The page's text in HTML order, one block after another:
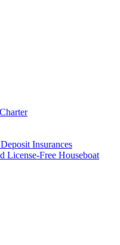
Insurances
License-Free Houseboat